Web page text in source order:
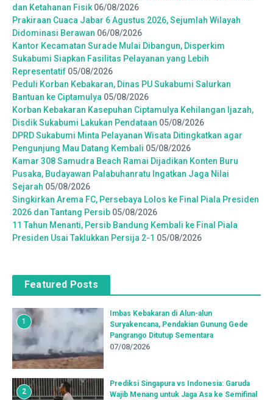
dan Ketahanan Fisik 06/08/2026
Prakiraan Cuaca Jabar 6 Agustus 2026, Sejumlah Wilayah
Didominasi Berawan 06/08/2026
Kantor Kecamatan Surade Mulai Dibangun, Disperkim
Sukabumi Siapkan Fasilitas Pelayanan yang Lebih
Representatif 05/08/2026
Peduli Korban Kebakaran, Dinas PU Sukabumi Salurkan
Bantuan ke Ciptamulya 05/08/2026
Korban Kebakaran Kasepuhan Ciptamulya Kehilangan Ijazah,
Disdik Sukabumi Lakukan Pendataan 05/08/2026
DPRD Sukabumi Minta Pelayanan Wisata Ditingkatkan agar
Pengunjung Mau Datang Kembali 05/08/2026
Kamar 308 Samudra Beach Ramai Dijadikan Konten Buru
Pusaka, Budayawan Palabuhanratu Ingatkan Jaga Nilai
Sejarah 05/08/2026
Singkirkan Arema FC, Persebaya Lolos ke Final Piala Presiden
2026 dan Tantang Persib 05/08/2026
11 Tahun Menanti, Persib Bandung Kembali ke Final Piala
Presiden Usai Taklukkan Persija 2-1 05/08/2026
Featured Posts
1
Imbas Kebakaran di Alun-alun
Suryakencana, Pendakian Gunung Gede
Pangrango Ditutup Sementara
07/08/2026
2
Prediksi Singapura vs Indonesia: Garuda
Wajib Menang untuk Jaga Asa ke Semifinal